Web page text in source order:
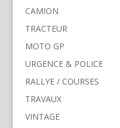
CAMION
TRACTEUR
MOTO GP
URGENCE & POLICE
RALLYE / COURSES
TRAVAUX
VINTAGE